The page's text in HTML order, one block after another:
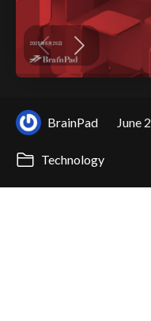
BrainPad June
Technology